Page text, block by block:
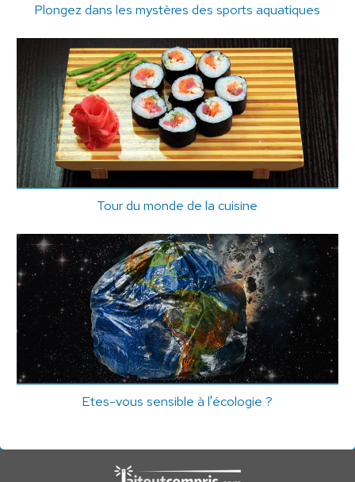
Plongez dans les mystères des sports aquatiques
Tour du monde de la cuisine
Etes-vous sensible à l'écologie ?